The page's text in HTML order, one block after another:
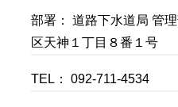
部署： 道路下水道局 管
区天神１丁目８番１号
TEL： 092-711-4534